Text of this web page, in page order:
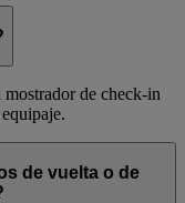
de check-in
de vuelta o de